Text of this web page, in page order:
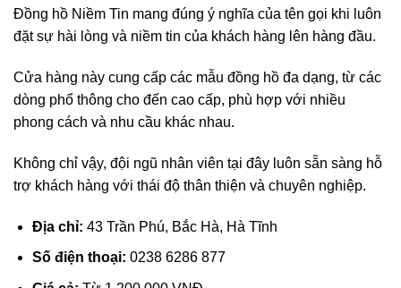
Đồng hồ Niềm Tin mang đúng ý nghĩa của tên gọi khi luôn
đặt sự hài lòng và niềm tin của khách hàng lên hàng đầu.
Cửa hàng này cung cấp các mẫu đồng hồ đa dạng, từ các
dòng phổ thông cho đến cao cấp, phù hợp với nhiều
phong cách và nhu cầu khác nhau.
Không chỉ vậy, đội ngũ nhân viên tại đây luôn sẵn sàng hỗ
trợ khách hàng với thái độ thân thiện và chuyên nghiệp.
Địa chỉ: 43 Trần Phú, Bắc Hà, Hà Tĩnh
Số điện thoại: 0238 6286 877